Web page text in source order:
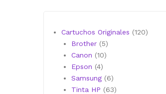
Cartuchos Originales 120120
Brother 55
productos
Canon 1010
Epson 44
productos
Samsung 66
productos
Tinta HP 6363